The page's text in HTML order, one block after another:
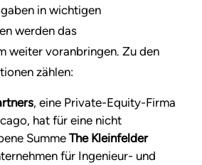
in wichtigen
werden das
weiter voranbringen. Zu den
zählen:
, eine Private-Equity-Firma
hat für eine nicht
Summe The Kleinfelder
für Ingenieur- und